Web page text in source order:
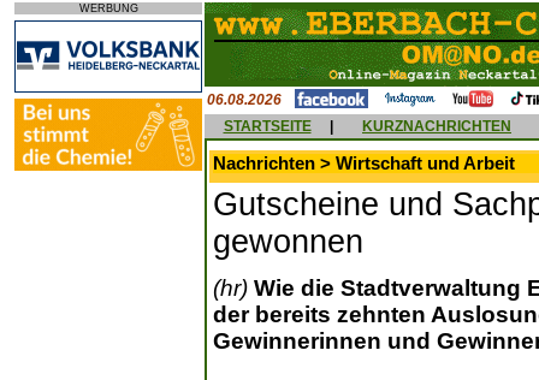
WERBUNG
06.08.2026
STARTSEITE
KURZNACHRICHTEN
Nachrichten > Wirtschaft und Arbeit
Gutscheine und
gewonnen
(hr) Wie die Stadtverwaltung
der bereits zehnten
Gewinnerinnen und